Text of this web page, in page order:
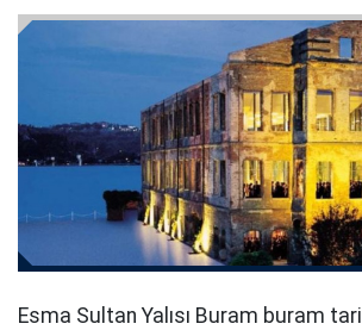
Esma Sultan Yalısı Buram buram